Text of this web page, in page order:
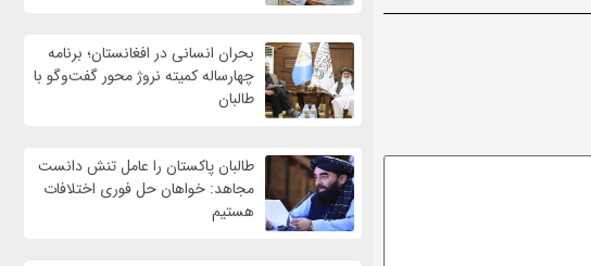
بحران انسانی در افغانستان؛ برنامه
چهار‌ساله کمیته نروژ محور گفت‌وگو با
طالبان
طالبان پاکستان را عامل تنش دانست
مجاهد: خواهان حل فوری اختلافات
هستیم